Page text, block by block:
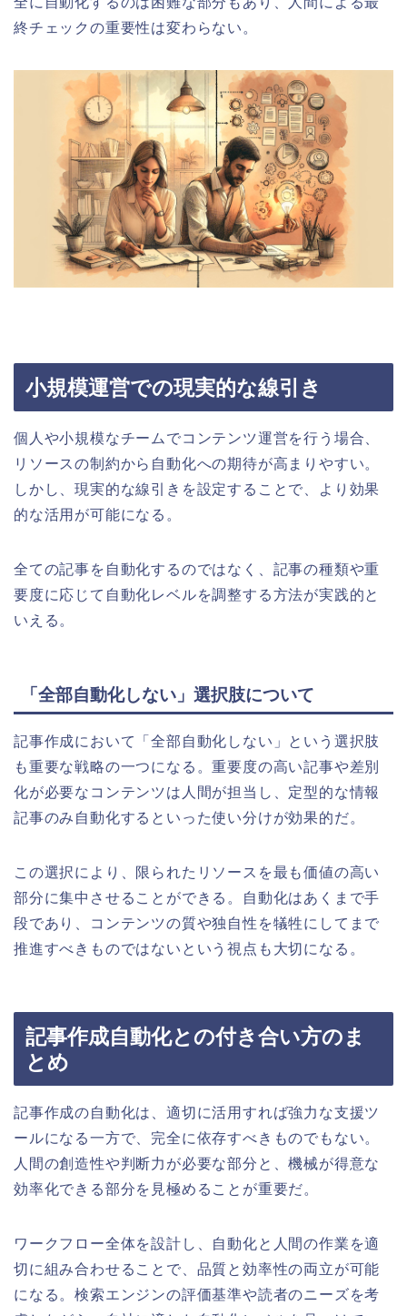
終チェックの重要性は変わらない。
小規模運営での現実的な線引き
個人や小規模なチームでコンテンツ運営を行う場合、
リソースの制約から自動化への期待が高まりやすい。
しかし、現実的な線引きを設定することで、より効果
的な活用が可能になる。
全ての記事を自動化するのではなく、記事の種類や重
要度に応じて自動化レベルを調整する方法が実践的と
いえる。
「全部自動化しない」選択肢について
記事作成において「全部自動化しない」という選択肢
も重要な戦略の一つになる。重要度の高い記事や差別
化が必要なコンテンツは人間が担当し、定型的な情報
記事のみ自動化するといった使い分けが効果的だ。
この選択により、限られたリソースを最も価値の高い
部分に集中させることができる。自動化はあくまで手
段であり、コンテンツの質や独自性を犠牲にしてまで
推進すべきものではないという視点も大切になる。
記事作成自動化との付き合い方のま
とめ
記事作成の自動化は、適切に活用すれば強力な支援ツ
ールになる一方で、完全に依存すべきものでもない。
人間の創造性や判断力が必要な部分と、機械が得意な
効率化できる部分を見極めることが重要だ。
ワークフロー全体を設計し、自動化と人間の作業を適
切に組み合わせることで、品質と効率性の両立が可能
になる。検索エンジンの評価基準や読者のニーズを考